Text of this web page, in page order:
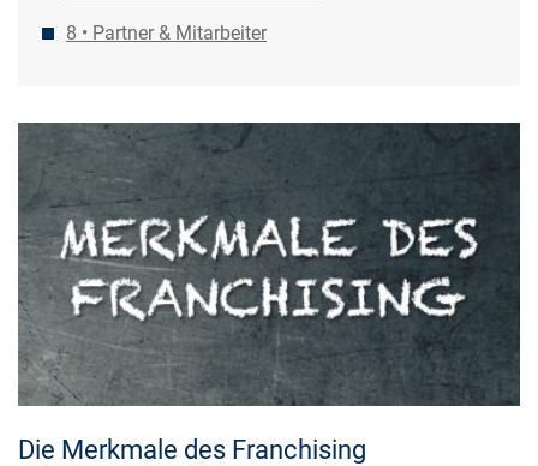
8 • Partner & Mitarbeiter
Die Merkmale des Franchising